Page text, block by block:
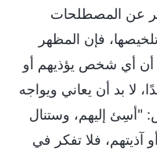
عن المصطلحات
فإن المظهر
أن أي شخص يؤذيهم أو
لا بد أن يعاني ويواجه
"أسِئ إليهم، وستنال
آذيتهم، فلا تفكر في